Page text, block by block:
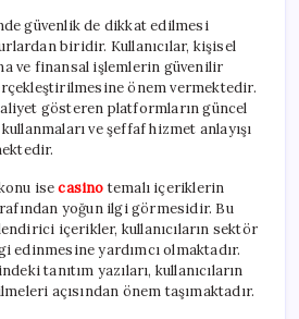
güvenlik de dikkat edilmesi
biridir. Kullanıcılar, kişisel
ve finansal işlemlerin güvenilir
önem vermektedir.
gösteren platformların güncel
ve şeffaf hizmet anlayışı
isecasinotemalı içeriklerin
yoğun ilgi görmesidir. Bu
içerikler, kullanıcıların sektör
edinmesine yardımcı olmaktadır.
tanıtım yazıları, kullanıcıların
açısından önem taşımaktadır.